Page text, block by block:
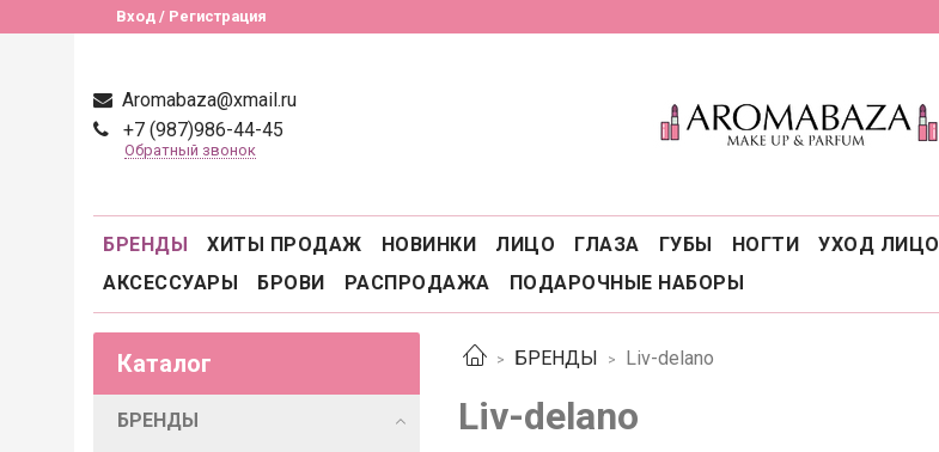
Вход / Регистрация
Aromabaza@xmail.ru
+7 (987)986-44-45
Обратный звонок
БРЕНДЫ ХИТЫ ПРОДАЖ НОВИНКИ ЛИЦО ГЛАЗА ГУБЫ НОГТИ УХОД ЛИЦО
АКСЕССУАРЫ
БРОВИ РАСПРОДАЖА ПОДАРОЧНЫЕ НАБОРЫ
БРЕНДЫ Liv-delano
Liv-delano
Каталог
БРЕНДЫ